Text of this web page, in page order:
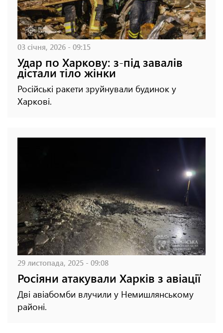
03 січня, 2026 - 09:15
Удар по Харкову: з-під завалів
дістали тіло жінки
Російські ракети зруйнували будинок у
Харкові.
29 листопада, 2025 - 09:08
Росіяни атакували Харків з авіації
Дві авіабомби влучили у Немишлянському
районі.